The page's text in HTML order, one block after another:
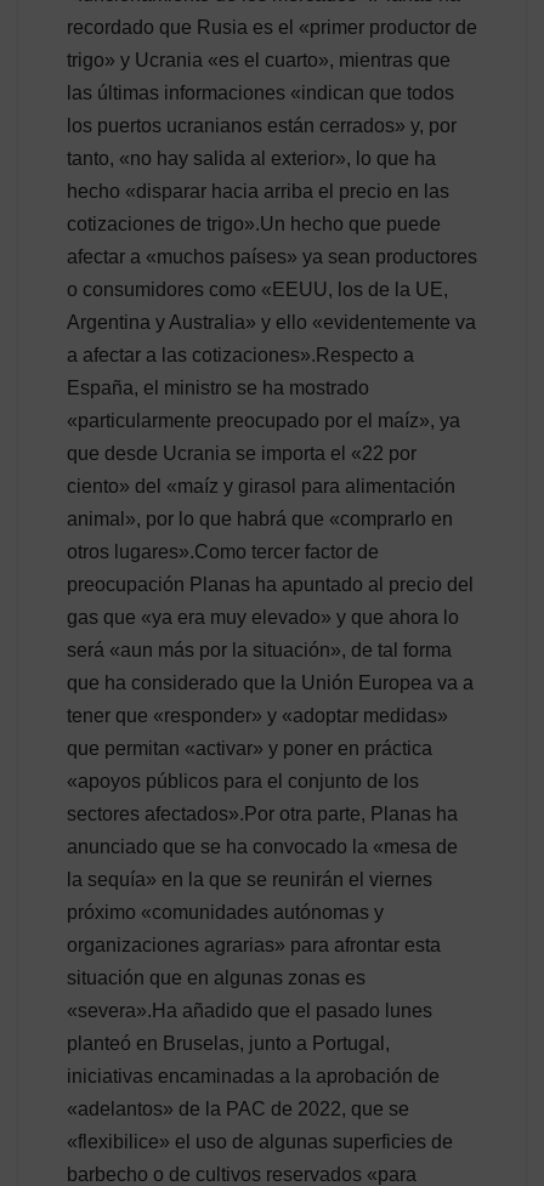
recordado que Rusia es el «primer productor de
trigo» y Ucrania «es el cuarto», mientras que
las últimas informaciones «indican que todos
los puertos ucranianos están cerrados» y, por
tanto, «no hay salida al exterior», lo que ha
hecho «disparar hacia arriba el precio en las
cotizaciones de trigo».Un hecho que puede
afectar a «muchos países» ya sean productores
o consumidores como «EEUU, los de la UE,
Argentina y Australia» y ello «evidentemente va
a afectar a las cotizaciones».Respecto a
España, el ministro se ha mostrado
«particularmente preocupado por el maíz», ya
que desde Ucrania se importa el «22 por
ciento» del «maíz y girasol para alimentación
animal», por lo que habrá que «comprarlo en
otros lugares».Como tercer factor de
preocupación Planas ha apuntado al precio del
gas que «ya era muy elevado» y que ahora lo
será «aun más por la situación», de tal forma
que ha considerado que la Unión Europea va a
tener que «responder» y «adoptar medidas»
que permitan «activar» y poner en práctica
«apoyos públicos para el conjunto de los
sectores afectados».Por otra parte, Planas ha
anunciado que se ha convocado la «mesa de
la sequía» en la que se reunirán el viernes
próximo «comunidades autónomas y
organizaciones agrarias» para afrontar esta
situación que en algunas zonas es
«severa».Ha añadido que el pasado lunes
planteó en Bruselas, junto a Portugal,
iniciativas encaminadas a la aprobación de
«adelantos» de la PAC de 2022, que se
«flexibilice» el uso de algunas superficies de
barbecho o de cultivos reservados «para